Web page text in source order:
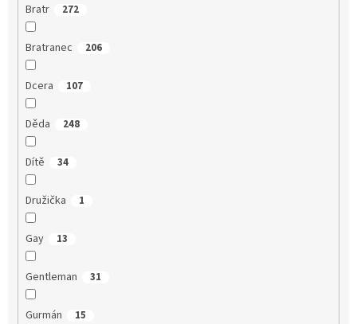
Bratr 272
Bratranec 206
Dcera 107
Děda 248
Dítě 34
Družička 1
Gay 13
Gentleman 31
Gurmán 15